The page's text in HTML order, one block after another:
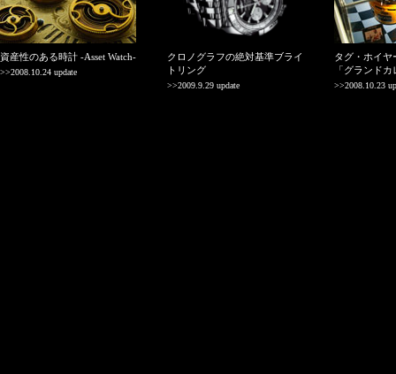
資産性のある時計 -Asset Watch-
>>2008.10.24 update
クロノグラフの絶対基準ブライ
トリング
>>2009.9.29 update
タグ・ホイヤ
「グランド
>>2008.10.23